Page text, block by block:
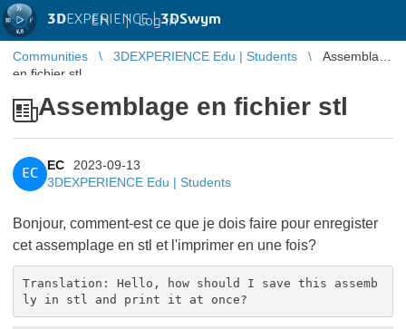
3DEXPERIENCE |3DSwym
EN | Log in
Communities 3DEXPERIENCE Edu | Students
Assemblage
en fichier stl
Assemblage en fichier stl
EC
EC
2023-09-13
3DEXPERIENCE Edu | Students
Bonjour, comment-est ce que je dois faire pour enregister
cet assemplage en stl et l'imprimer en une fois?
Translation: Hello, how should I save this assemb
ly in stl and print it at once?